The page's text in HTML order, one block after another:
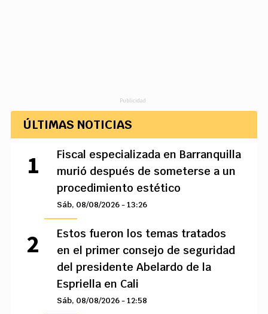
Publicidad
ÚLTIMAS NOTICIAS
Fiscal especializada en Barranquilla
murió después de someterse a un
procedimiento estético
Sáb, 08/08/2026 - 13:26
Estos fueron los temas tratados
en el primer consejo de seguridad
del presidente Abelardo de la
Espriella en Cali
Sáb, 08/08/2026 - 12:58